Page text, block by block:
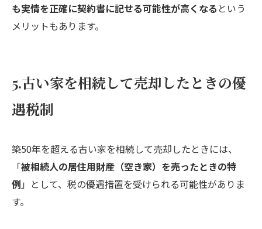
も実情を正確に契約書に記せる可能性が高くなる という
メリットもあります。
5.古い家を相続して売却したときの優
遇税制
築50年を超える古い家を相続して売却したときには、
「被相続人の居住用財産（空き家）を売ったときの特
例 」として、税の優遇措置を受けられる可能性がありま
す。